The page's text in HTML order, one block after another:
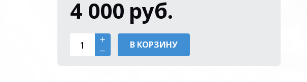
4 000 руб.
В КОРЗИНУ